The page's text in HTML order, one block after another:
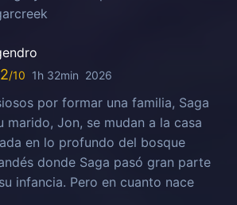
1h 32min 2026
por formar una familia, Saga
marido, Jon, se mudan a la casa
en lo profundo del bosque
donde Saga pasó gran parte
infancia. Pero en cuanto nace